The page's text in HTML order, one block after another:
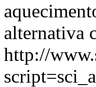
alternativa
http://